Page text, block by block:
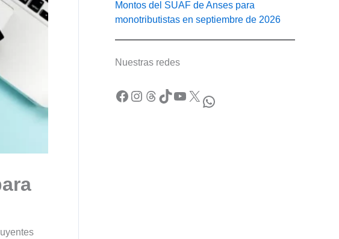
Montos del SUAF de Anses para
monotributistas en septiembre de 2026
Nuestras redes
Facebook Instagram Threads TikTok YouTube X WhatsApp